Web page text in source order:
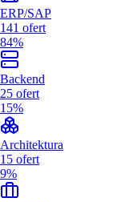
ERP/SAP
141 ofert
84%
Backend
25 ofert
15%
Architektura
15 ofert
9%